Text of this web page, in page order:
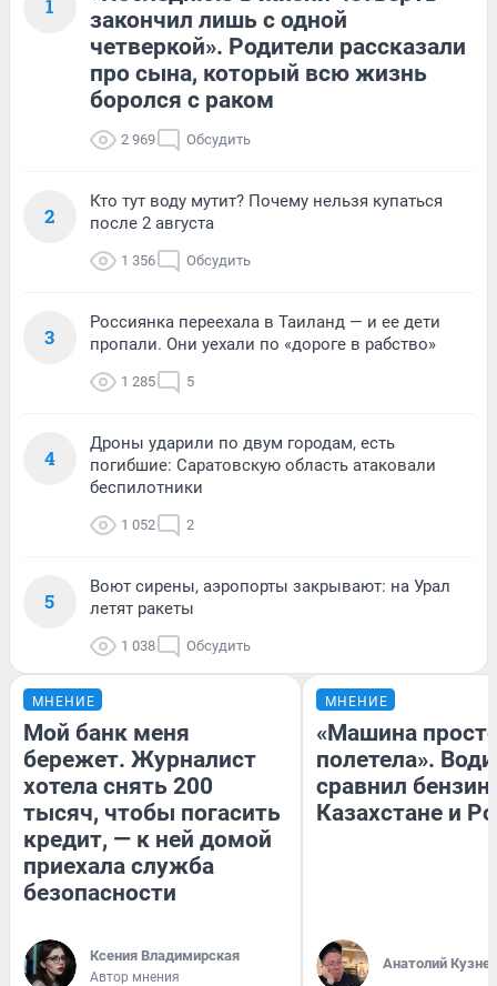
1
закончил лишь с одной
четверкой». Родители рассказали
про сына, который всю жизнь
боролся с раком
2 969 Обсудить
2
Кто тут воду мутит? Почему нельзя купаться
после 2 августа
1 356 Обсудить
3
Россиянка переехала в Таиланд — и ее дети
пропали. Они уехали по «дороге в рабство»
1 285 5
4
Дроны ударили по двум городам, есть
погибшие: Саратовскую область атаковали
беспилотники
1 052 2
5
Воют сирены, аэропорты закрывают: на Урал
летят ракеты
1 038 Обсудить
МНЕНИЕ
Мой банк меня
бережет. Журналист
хотела снять 200
тысяч, чтобы погасить
кредит, — к ней домой
приехала служба
безопасности
Ксения Владимирская
Автор мнения
МНЕНИЕ
«Машина
полетела».
сравнил бензин
Казахстане и
Анатолий